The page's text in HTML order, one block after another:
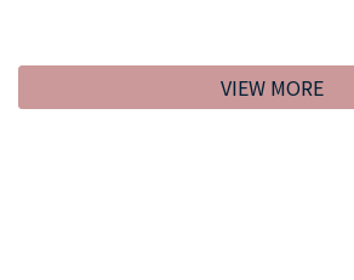
VIEW MORE